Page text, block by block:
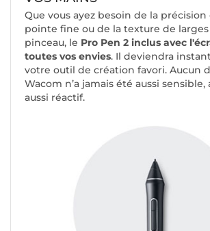
Que vous ayez besoin de la
pointe fine ou de la texture de
pinceau, le Pro Pen 2 inclus avec
toutes vos envies. Il deviendra
votre outil de création favori. Aucun
Wacom n’a jamais été aussi sensible,
aussi réactif.